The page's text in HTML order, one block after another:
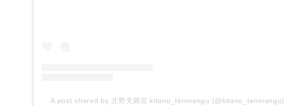
A post shared by 北野天満宮 kitano_tenmangu (@kitano_tenmangu)